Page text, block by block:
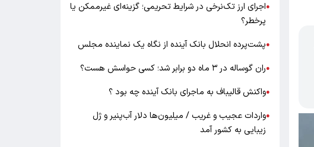
●اجرای ارز تک‌نرخی در شرایط تحریمی؛ گزینه‌ای غیرممکن یا
پرخطر؟
●پشت‌پرده انحلال بانک آینده از نگاه یک نماینده مجلس
●ران گوساله در ۳ ماه دو برابر شد؛ کسی حواسش هست؟
●واکنش قالیباف به ماجرای بانک آینده چه بود ؟
●واردات عجیب و غریب / میلیون‌ها دلار آب‌پنیر و ژل
زیبایی به کشور آمد